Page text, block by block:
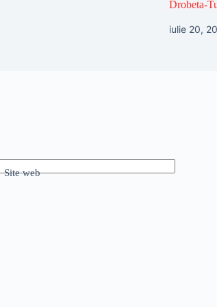
Drobeta-
iulie 20,
Site web